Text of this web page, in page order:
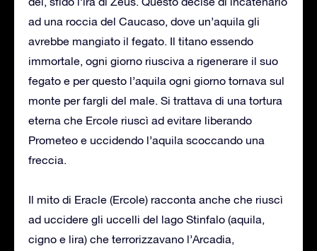
ad una roccia del Caucaso, dove un’aquila gli
avrebbe mangiato il fegato. Il titano essendo
immortale, ogni giorno riusciva a rigenerare il suo
fegato e per questo l’aquila ogni giorno tornava sul
monte per fargli del male. Si trattava di una tortura
eterna che Ercole riuscì ad evitare liberando
Prometeo e uccidendo l’aquila scoccando una
freccia.
Il mito di Eracle (Ercole) racconta anche che riuscì
ad uccidere gli uccelli del lago Stinfalo (aquila,
cigno e lira) che terrorizzavano l’Arcadia,